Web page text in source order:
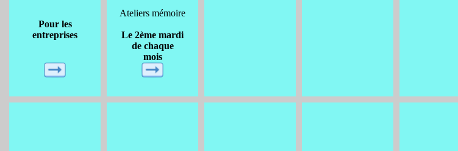
Pour les
entreprises
Ateliers mémoire
Le 2ème mardi
de chaque
mois